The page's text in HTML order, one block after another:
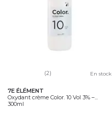
(2) En stock
7E ÉLÉMENT
Oxydant crème Color. 10 Vol 3% –...
300ml